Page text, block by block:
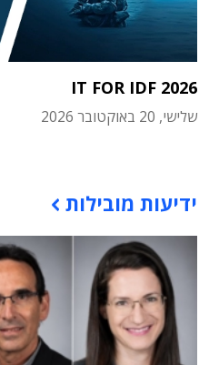
IT FOR IDF 2026
שלישי, 20 באוקטובר 2026
ידיעות מובילות